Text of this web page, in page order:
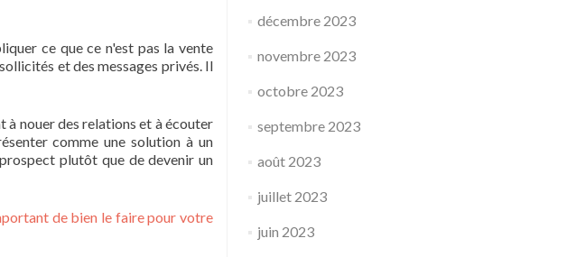
ce que ce n'est pas la vente
et des messages privés. Il
à nouer des relations et à écouter
comme une solution à un
plutôt que de devenir un
de bien le faire pour votre
décembre 2023
novembre 2023
octobre 2023
septembre 2023
août 2023
juillet 2023
juin 2023